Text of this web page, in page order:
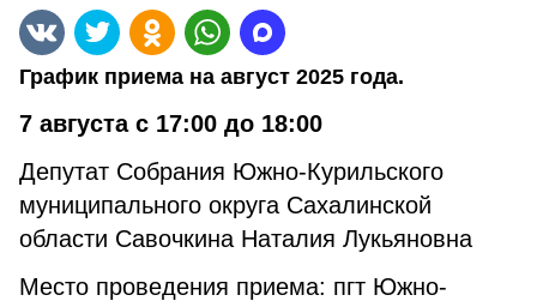
График приема на август 2025 года.
7 августа с 17:00 до 18:00
Депутат Собрания Южно-Курильского
муниципального округа Сахалинской
области Савочкина Наталия Лукьяновна
Место проведения приема: пгт Южно-